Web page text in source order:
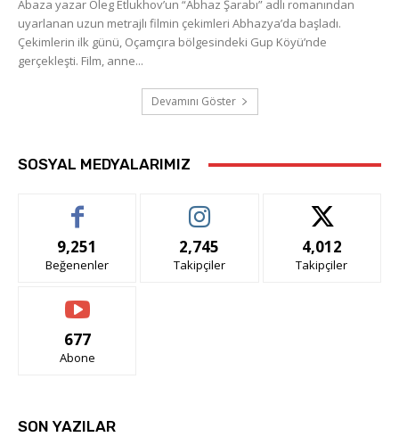
Abaza yazar Oleg Etlukhov’un “Abhaz Şarabı” adlı romanından
uyarlanan uzun metrajlı filmin çekimleri Abhazya’da başladı.
Çekimlerin ilk günü, Oçamçıra bölgesindeki Gup Köyü’nde
gerçekleşti. Film, anne...
Devamını Göster
SOSYAL MEDYALARIMIZ
9,251
Beğenenler
2,745
Takipçiler
4,012
Takipçiler
677
Abone
SON YAZILAR